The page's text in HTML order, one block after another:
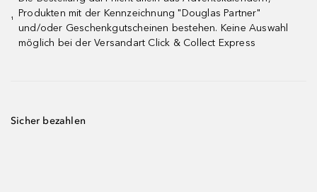
¹
Produkten mit der Kennzeichnung "Douglas Partner"
und/oder Geschenkgutscheinen bestehen. Keine Auswahl
möglich bei der Versandart Click & Collect Express
Sicher bezahlen